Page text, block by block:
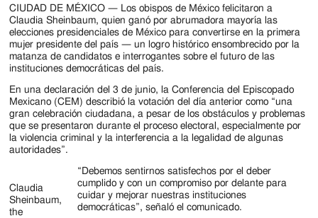
Diocese
of
Jackson
Since
1954
CIUDAD DE MÉXICO — Los obispos de México felicitaron a
Claudia Sheinbaum, quien ganó por abrumadora mayoría las
elecciones presidenciales de México para convertirse en la primera
mujer presidente del país — un logro histórico ensombrecido por la
matanza de candidatos e interrogantes sobre el futuro de las
instituciones democráticas del país.
En una declaración del 3 de junio, la Conferencia del Episcopado
Mexicano (CEM) describió la votación del día anterior como “una
gran celebración ciudadana, a pesar de los obstáculos y problemas
que se presentaron durante el proceso electoral, especialmente por
la violencia criminal y la interferencia a la legalidad de algunas
autoridades”.
Claudia
Sheinbaum,
the
“Debemos sentirnos satisfechos por el deber
cumplido y con un compromiso por delante para
cuidar y mejorar nuestras instituciones
democráticas”, señaló el comunicado.